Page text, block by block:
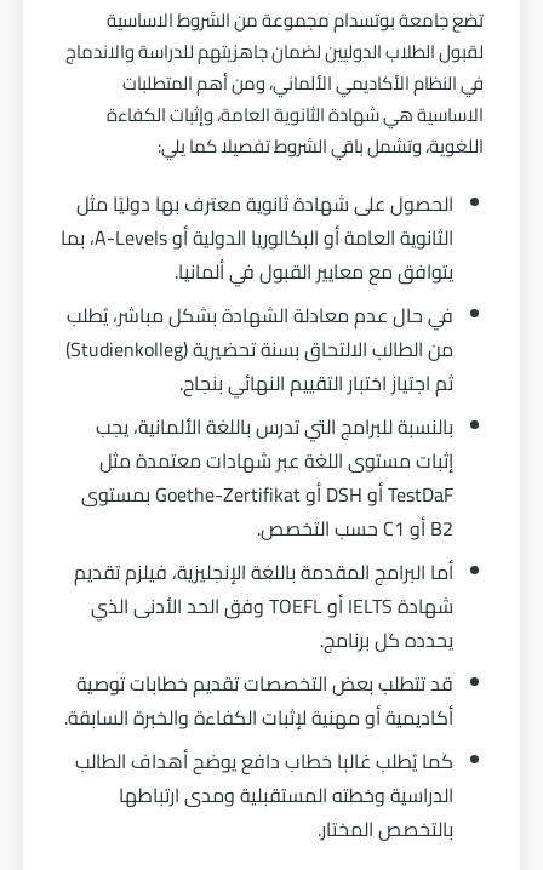
تضع جامعة بوتسدام مجموعة من الشروط الاساسية
لقبول الطلاب الدوليين لضمان جاهزيتهم للدراسة والاندماج
في النظام الأكاديمي الألماني، ومن أهم المتطلبات
الاساسية هي شهادة الثانوية العامة، وإثبات الكفاءة
اللغوية، وتشمل باقي الشروط تفصيلا كما يلي:
الحصول على شهادة ثانوية معترف بها دوليًا مثل
الثانوية العامة أو البكالوريا الدولية أو A-Levels، بما
يتوافق مع معايير القبول في ألمانيا.
في حال عدم معادلة الشهادة بشكل مباشر، يُطلب
من الطالب الالتحاق بسنة تحضيرية (Studienkolleg)
ثم اجتياز اختبار التقييم النهائي بنجاح.
بالنسبة للبرامج التي تدرس باللغة الألمانية، يجب
إثبات مستوى اللغة عبر شهادات معتمدة مثل
TestDaF أو DSH أو Goethe-Zertifikat بمستوى
B2 أو C1 حسب التخصص.
أما البرامج المقدمة باللغة الإنجليزية، فيلزم تقديم
شهادة IELTS أو TOEFL وفق الحد الأدنى الذي
يحدده كل برنامج.
قد تتطلب بعض التخصصات تقديم خطابات توصية
أكاديمية أو مهنية لإثبات الكفاءة والخبرة السابقة.
كما يُطلب غالبا خطاب دافع يوضح أهداف الطالب
الدراسية وخطته المستقبلية ومدى ارتباطها
بالتخصص المختار.